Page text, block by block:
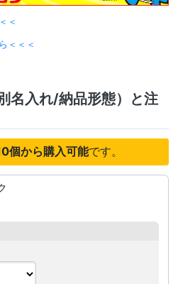
＜
＜＜＜
名入れ/納品形態）と注
個から購入可能です。